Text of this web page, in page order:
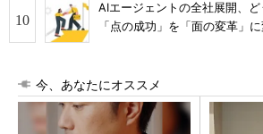
AIエージェントの全社展開、
「点の成功」を「面の変革」
今、あなたにオススメ